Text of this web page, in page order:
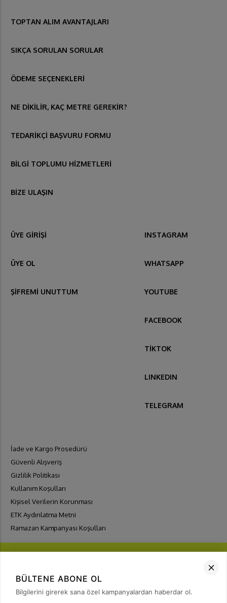
TOPTAN ALIM AVANTAJLARI
SIKÇA SORULAN SORULAR
ÖDEME SEÇENEKLERİ
NE DİKİLİR, KAÇ METRE GEREKİR?
TEDARİKÇİ BAŞVURU FORMU
BİLGİ TOPLUMU HİZMETLERİ
BİZE ULAŞIN
ÜYE GİRİŞİ
ÜYE OL
ŞİFREMİ UNUTTUM
INSTAGRAM
WHATSAPP
YOUTUBE
FACEBOOK
TİKTOK
LINKEDIN
TELEGRAM
İade ve Kargo Prosedürü
Güvenli Alışveriş
Gizlilik Politikası
Kullanım Koşulları
Kişisel Verilerin Korunması
ETK Aydınlatma Metni
Ramazan Kampanyası Koşulları
BÜLTENE ABONE OL
Bilgilerini girerek sana özel kampanyalardan haberdar ol.